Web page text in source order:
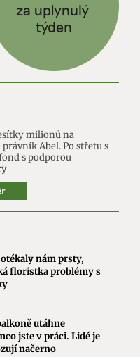
milionů na
Abel. Po střetu s
s podporou
nám prsty,
floristka problémy s
utáhne
jste v práci. Lidé je
načerno